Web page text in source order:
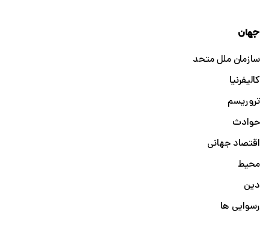
جهان
سازمان ملل متحد
کالیفرنیا
تروریسم
حوادث
اقتصاد جهانی
محیط
دین
رسوایی ها